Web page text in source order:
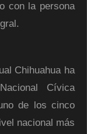
con la persona
Chihuahua ha
Cívica
de los cinco
nacional más